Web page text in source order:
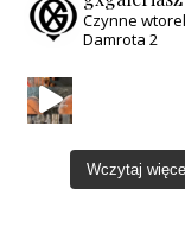
Czynne
Damrota 2
Wczytaj